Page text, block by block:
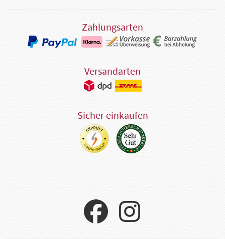
Zahlungsarten
Versandarten
Sicher einkaufen